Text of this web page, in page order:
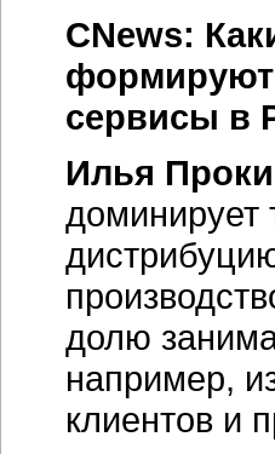
CNews:
сервисы в
Илья
доминирует
долю
например,
клиентов и